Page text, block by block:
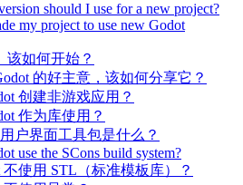
should I use for a new project?
my project to use new Godot
该如何开始？
的好主意，该如何分享它？
创建非游戏应用？
作为库使用？
户界面工具包是什么？
use the SCons build system?
不使用 STL（标准模板库）？